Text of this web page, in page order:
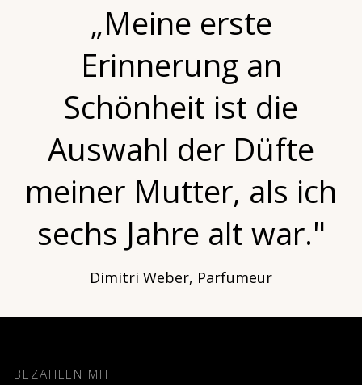
„Meine erste
Erinnerung an
Schönheit ist die
Auswahl der Düfte
meiner Mutter, als ich
sechs Jahre alt war."
Dimitri Weber, Parfumeur
BEZAHLEN MIT